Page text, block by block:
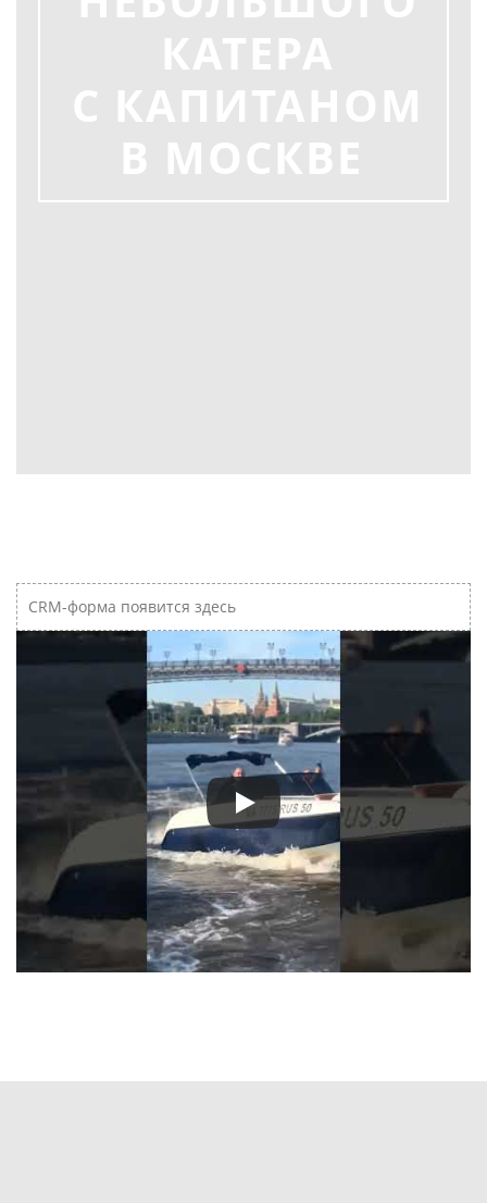
КАТЕРА
С КАПИТАНОМ
В МОСКВЕ
CRM-форма появится здесь